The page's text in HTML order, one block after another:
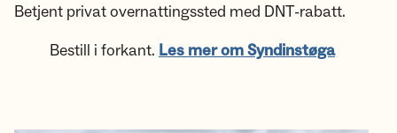
Betjent privat overnattingssted med DNT-rabatt.​​​​​​​
Bestill i forkant. Les mer om Syndinstøga